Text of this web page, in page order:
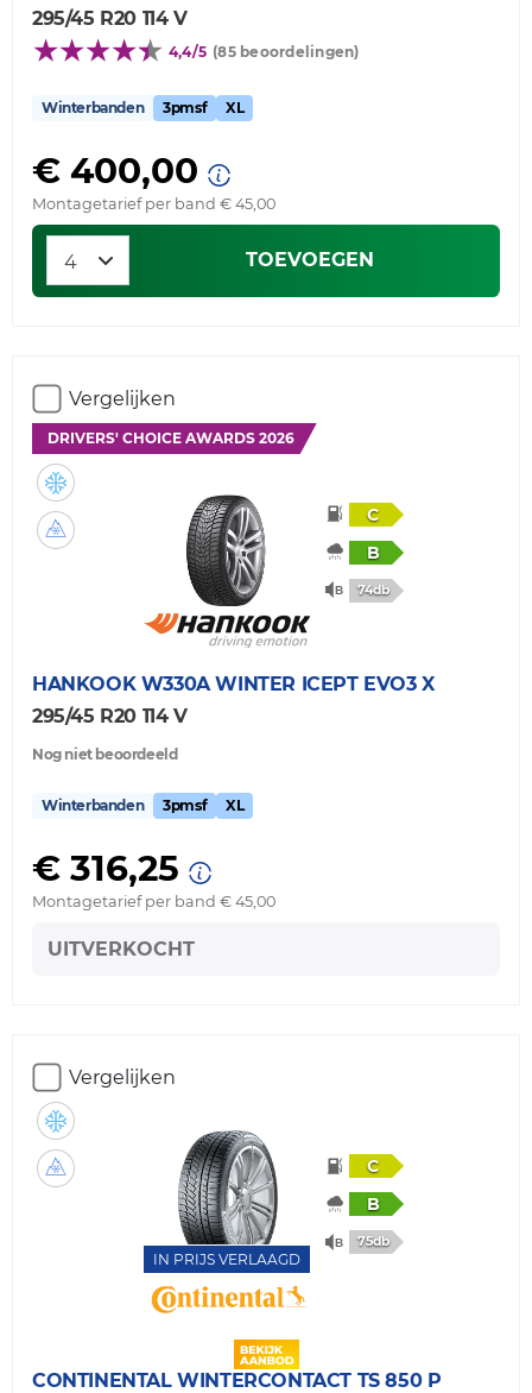
295/45 R20 114 V
4,4/5 (85 beoordelingen)
Winterbanden 3pmsf XL
€ 400,00
Montagetarief per band € 45,00
TOEVOEGEN
Vergelijken
DRIVERS' CHOICE AWARDS 2026
C
B
74db
HANKOOK W330A WINTER ICEPT EVO3 X
295/45 R20 114 V
Nog niet beoordeeld
Winterbanden 3pmsf XL
€ 316,25
Montagetarief per band € 45,00
UITVERKOCHT
Vergelijken
IN PRIJS VERLAAGD
C
B
75db
CONTINENTAL WINTERCONTACT TS 850 P